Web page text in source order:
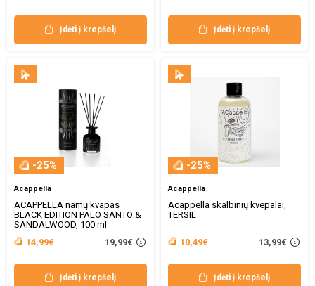
Įdėti į krepšelį Įdėti į krepšelį
-25%
Acappella
ACAPPELLA namų kvapas
BLACK EDITION PALO SANTO &
SANDALWOOD, 100 ml
14,99€
19,99€
Įdėti į krepšelį
-25%
Acappella
Acappella skalbinių kvepalai,
TERSIL
10,49€ 13,99€
Įdėti į krepšelį